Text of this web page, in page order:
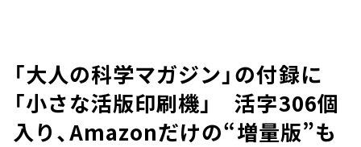
「大人の科学マガジン」の付録に
「小さな活版印刷機」 活字306個
入り、Amazonだけの“増量版”も